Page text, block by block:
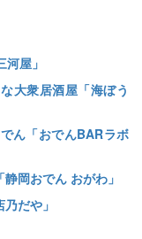
屋」
大衆居酒屋「海ぼう
ん「おでんBARラボ
岡おでん おがわ」
だや」